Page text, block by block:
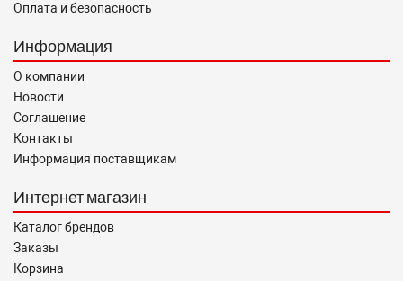
Оплата и безопасность
Информация
О компании
Новости
Соглашение
Контакты
Информация поставщикам
Интернет магазин
Каталог брендов
Заказы
Корзина